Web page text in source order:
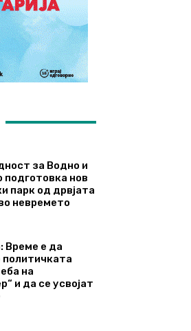
за Водно и
подготовка нов
парк од дрвјата
невремето
Време е да
политичката
на
и да се усвојат